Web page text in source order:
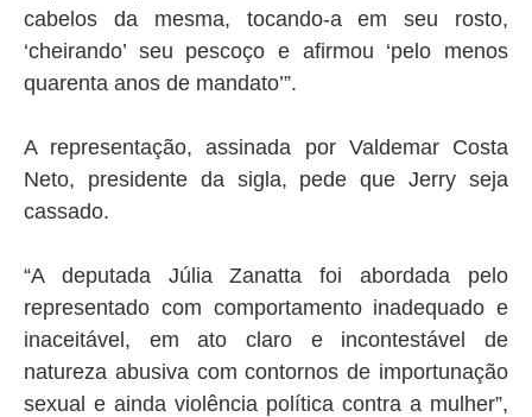
cabelos da mesma, tocando-a em seu rosto,
‘cheirando’ seu pescoço e afirmou ‘pelo menos
quarenta anos de mandato’”.
A representação, assinada por Valdemar Costa
Neto, presidente da sigla, pede que Jerry seja
cassado.
“A deputada Júlia Zanatta foi abordada pelo
representado com comportamento inadequado e
inaceitável, em ato claro e incontestável de
natureza abusiva com contornos de importunação
sexual e ainda violência política contra a mulher”,